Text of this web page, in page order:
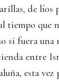
de líos
tiempo que
si fuera una
entre
esta